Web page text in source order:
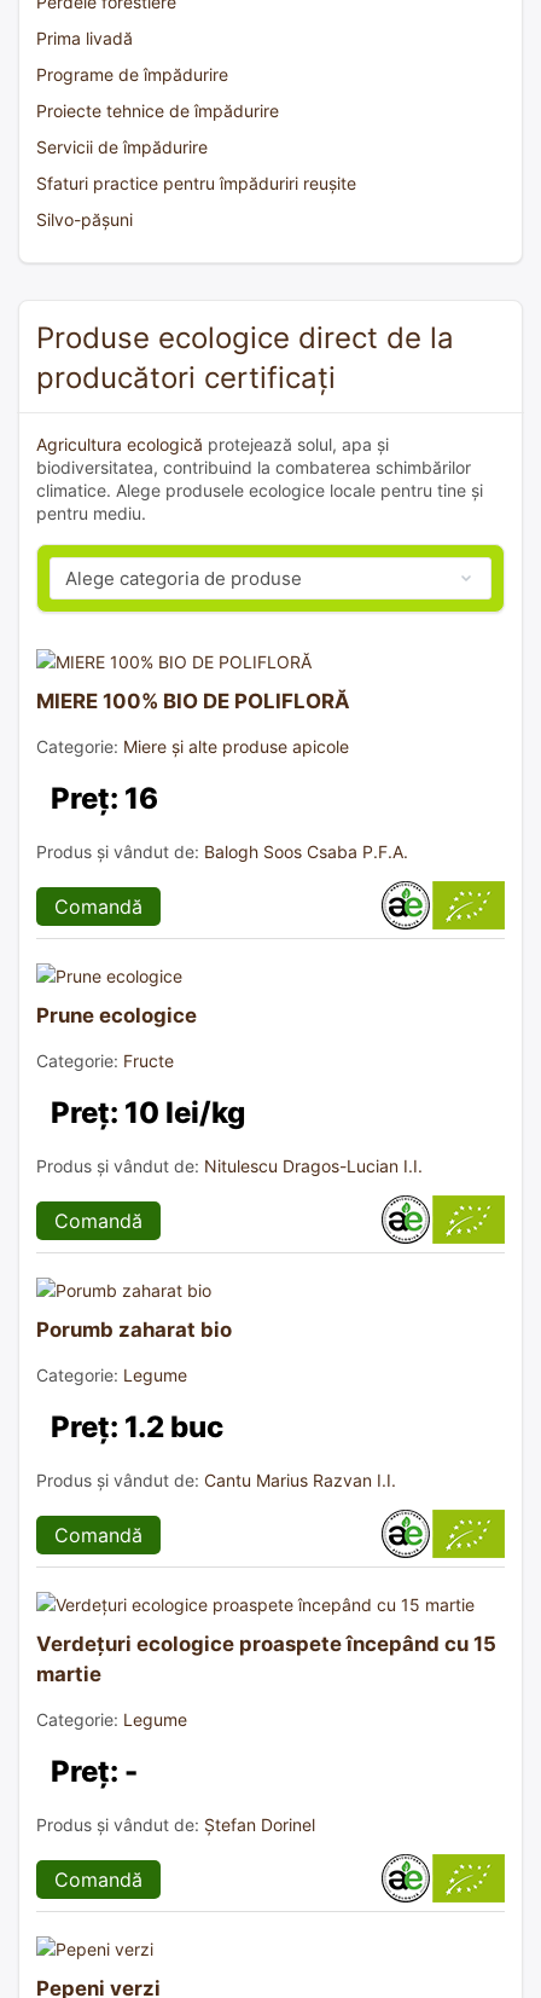
Prima livadă
Programe de împădurire
Proiecte tehnice de împădurire
Servicii de împădurire
Sfaturi practice pentru împăduriri reușite
Silvo-pășuni
Produse ecologice direct de la
producători certificați
Agricultura ecologică protejează solul, apa și
biodiversitatea, contribuind la combaterea schimbărilor
climatice. Alege produsele ecologice locale pentru tine și
pentru mediu.
MIERE 100% BIO DE POLIFLORĂ
Categorie: Miere și alte produse apicole
Preț: 16
Produs și vândut de: Balogh Soos Csaba P.F.A.
Comandă
Prune ecologice
Categorie: Fructe
Preț: 10 lei/kg
Produs și vândut de: Nitulescu Dragos-Lucian I.I.
Comandă
Porumb zaharat bio
Categorie: Legume
Preț: 1.2 buc
Produs și vândut de: Cantu Marius Razvan I.I.
Comandă
Verdețuri ecologice proaspete începând cu 15
martie
Categorie: Legume
Preț: -
Produs și vândut de: Ștefan Dorinel
Comandă
Pepeni verzi